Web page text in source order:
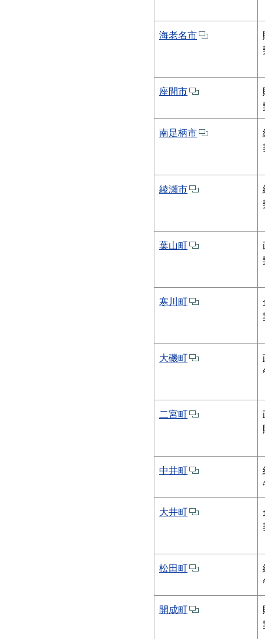
海老名市
座間市
南足柄市
綾瀬市
葉山町
寒川町
大磯町
二宮町
中井町
大井町
松田町
開成町